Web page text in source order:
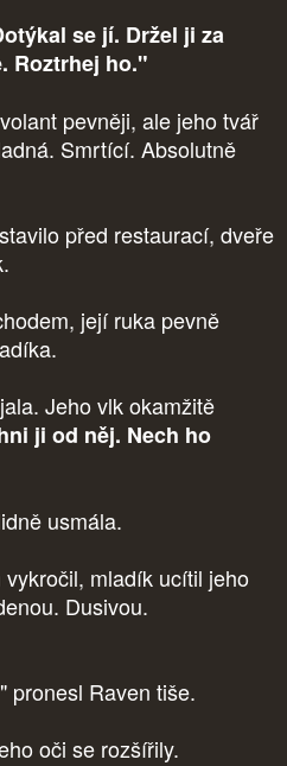
se jí. Držel ji za
Roztrhej ho."
pevněji, ale jeho tvář
Smrtící. Absolutně
před restaurací, dveře
její ruka pevně
Jeho vlk okamžitě
ji od něj. Nech ho
usmála.
mladík ucítil jeho
Dusivou.
pronesl Raven tiše.
oči se rozšířily.